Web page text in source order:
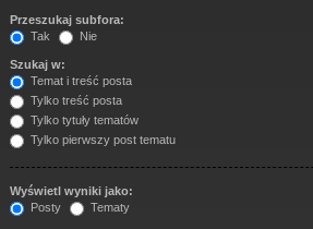
Przeszukaj subfora:
Tak
Nie
Szukaj w:
Temat i treść posta
Tylko treść posta
Tylko tytuły tematów
Tylko pierwszy post tematu
Wyświetl wyniki jako:
Posty
Tematy